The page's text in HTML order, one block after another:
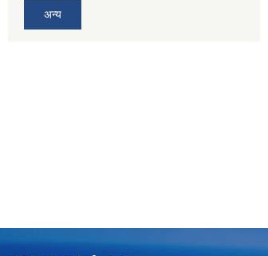
अन्य